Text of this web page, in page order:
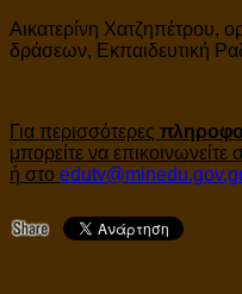
Αικατερίνη Χατζηπέτρου,
δράσεων, Εκπαιδευτική
Για περισσότερες
μπορείτε να επικοινωνείτε
ή στο edutv@minedu.gov.gr